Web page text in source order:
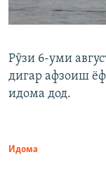
Рӯзи 6-уми
дигар афзоиш
идома дод.
Идома